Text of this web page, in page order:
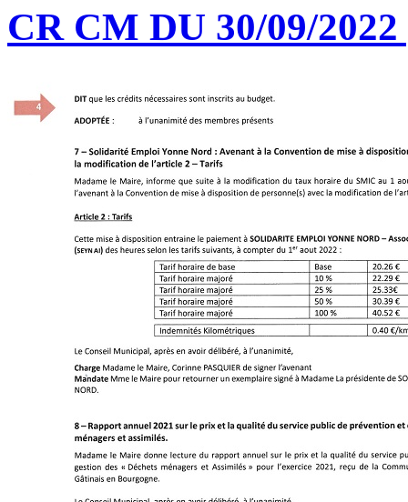
CR CM DU 30/09/2022